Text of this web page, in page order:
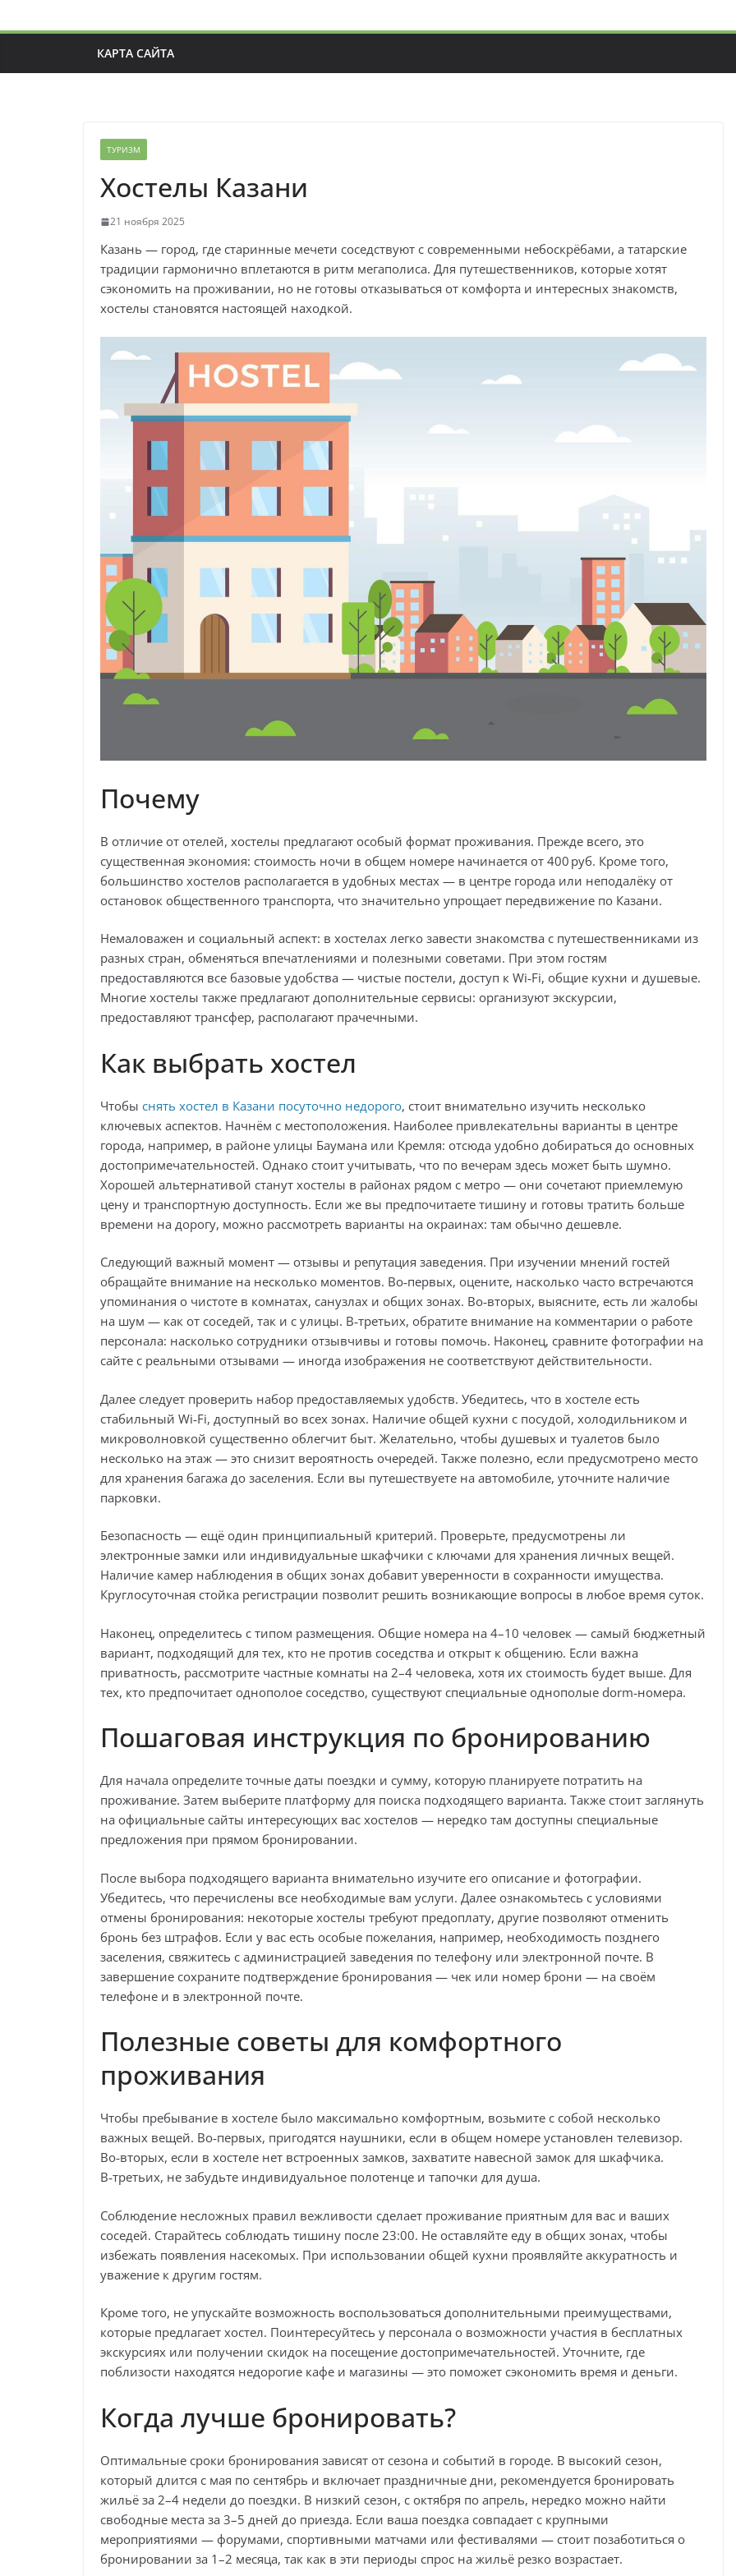
КАРТА САЙТА
ТУРИЗМ
Хостелы Казани
21 ноября 2025
Казань — город, где старинные мечети соседствуют с современными небоскрёбами, а татарские
традиции гармонично вплетаются в ритм мегаполиса. Для путешественников, которые хотят
сэкономить на проживании, но не готовы отказываться от комфорта и интересных знакомств,
хостелы становятся настоящей находкой.
Почему
В отличие от отелей, хостелы предлагают особый формат проживания. Прежде всего, это
существенная экономия: стоимость ночи в общем номере начинается от 400 руб. Кроме того,
большинство хостелов располагается в удобных местах — в центре города или неподалёку от
остановок общественного транспорта, что значительно упрощает передвижение по Казани.
Немаловажен и социальный аспект: в хостелах легко завести знакомства с путешественниками из
разных стран, обменяться впечатлениями и полезными советами. При этом гостям
предоставляются все базовые удобства — чистые постели, доступ к Wi‑Fi, общие кухни и душевые.
Многие хостелы также предлагают дополнительные сервисы: организуют экскурсии,
предоставляют трансфер, располагают прачечными.
Как выбрать хостел
Чтобы снять хостел в Казани посуточно недорого, стоит внимательно изучить несколько
ключевых аспектов. Начнём с местоположения. Наиболее привлекательны варианты в центре
города, например, в районе улицы Баумана или Кремля: отсюда удобно добираться до основных
достопримечательностей. Однако стоит учитывать, что по вечерам здесь может быть шумно.
Хорошей альтернативой станут хостелы в районах рядом с метро — они сочетают приемлемую
цену и транспортную доступность. Если же вы предпочитаете тишину и готовы тратить больше
времени на дорогу, можно рассмотреть варианты на окраинах: там обычно дешевле.
Следующий важный момент — отзывы и репутация заведения. При изучении мнений гостей
обращайте внимание на несколько моментов. Во‑первых, оцените, насколько часто встречаются
упоминания о чистоте в комнатах, санузлах и общих зонах. Во‑вторых, выясните, есть ли жалобы
на шум — как от соседей, так и с улицы. В‑третьих, обратите внимание на комментарии о работе
персонала: насколько сотрудники отзывчивы и готовы помочь. Наконец, сравните фотографии на
сайте с реальными отзывами — иногда изображения не соответствуют действительности.
Далее следует проверить набор предоставляемых удобств. Убедитесь, что в хостеле есть
стабильный Wi‑Fi, доступный во всех зонах. Наличие общей кухни с посудой, холодильником и
микроволновкой существенно облегчит быт. Желательно, чтобы душевых и туалетов было
несколько на этаж — это снизит вероятность очередей. Также полезно, если предусмотрено место
для хранения багажа до заселения. Если вы путешествуете на автомобиле, уточните наличие
парковки.
Безопасность — ещё один принципиальный критерий. Проверьте, предусмотрены ли
электронные замки или индивидуальные шкафчики с ключами для хранения личных вещей.
Наличие камер наблюдения в общих зонах добавит уверенности в сохранности имущества.
Круглосуточная стойка регистрации позволит решить возникающие вопросы в любое время суток.
Наконец, определитесь с типом размещения. Общие номера на 4–10 человек — самый бюджетный
вариант, подходящий для тех, кто не против соседства и открыт к общению. Если важна
приватность, рассмотрите частные комнаты на 2–4 человека, хотя их стоимость будет выше. Для
тех, кто предпочитает однополое соседство, существуют специальные однополые dorm‑номера.
Пошаговая инструкция по бронированию
Для начала определите точные даты поездки и сумму, которую планируете потратить на
проживание. Затем выберите платформу для поиска подходящего варианта. Также стоит заглянуть
на официальные сайты интересующих вас хостелов — нередко там доступны специальные
предложения при прямом бронировании.
После выбора подходящего варианта внимательно изучите его описание и фотографии.
Убедитесь, что перечислены все необходимые вам услуги. Далее ознакомьтесь с условиями
отмены бронирования: некоторые хостелы требуют предоплату, другие позволяют отменить
бронь без штрафов. Если у вас есть особые пожелания, например, необходимость позднего
заселения, свяжитесь с администрацией заведения по телефону или электронной почте. В
завершение сохраните подтверждение бронирования — чек или номер брони — на своём
телефоне и в электронной почте.
Полезные советы для комфортного
проживания
Чтобы пребывание в хостеле было максимально комфортным, возьмите с собой несколько
важных вещей. Во‑первых, пригодятся наушники, если в общем номере установлен телевизор.
Во‑вторых, если в хостеле нет встроенных замков, захватите навесной замок для шкафчика.
В‑третьих, не забудьте индивидуальное полотенце и тапочки для душа.
Соблюдение несложных правил вежливости сделает проживание приятным для вас и ваших
соседей. Старайтесь соблюдать тишину после 23:00. Не оставляйте еду в общих зонах, чтобы
избежать появления насекомых. При использовании общей кухни проявляйте аккуратность и
уважение к другим гостям.
Кроме того, не упускайте возможность воспользоваться дополнительными преимуществами,
которые предлагает хостел. Поинтересуйтесь у персонала о возможности участия в бесплатных
экскурсиях или получении скидок на посещение достопримечательностей. Уточните, где
поблизости находятся недорогие кафе и магазины — это поможет сэкономить время и деньги.
Когда лучше бронировать?
Оптимальные сроки бронирования зависят от сезона и событий в городе. В высокий сезон,
который длится с мая по сентябрь и включает праздничные дни, рекомендуется бронировать
жильё за 2–4 недели до поездки. В низкий сезон, с октября по апрель, нередко можно найти
свободные места за 3–5 дней до приезда. Если ваша поездка совпадает с крупными
мероприятиями — форумами, спортивными матчами или фестивалями — стоит позаботиться о
бронировании за 1–2 месяца, так как в эти периоды спрос на жильё резко возрастает.